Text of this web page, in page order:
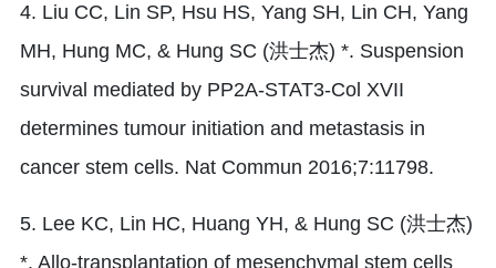
4. Liu CC, Lin SP, Hsu HS, Yang SH, Lin CH, Yang
MH, Hung MC, & Hung SC (洪士杰) *. Suspension
survival mediated by PP2A-STAT3-Col XVII
determines tumour initiation and metastasis in
cancer stem cells. Nat Commun 2016;7:11798.
5. Lee KC, Lin HC, Huang YH, & Hung SC (洪士杰)
*. Allo-transplantation of mesenchymal stem cells